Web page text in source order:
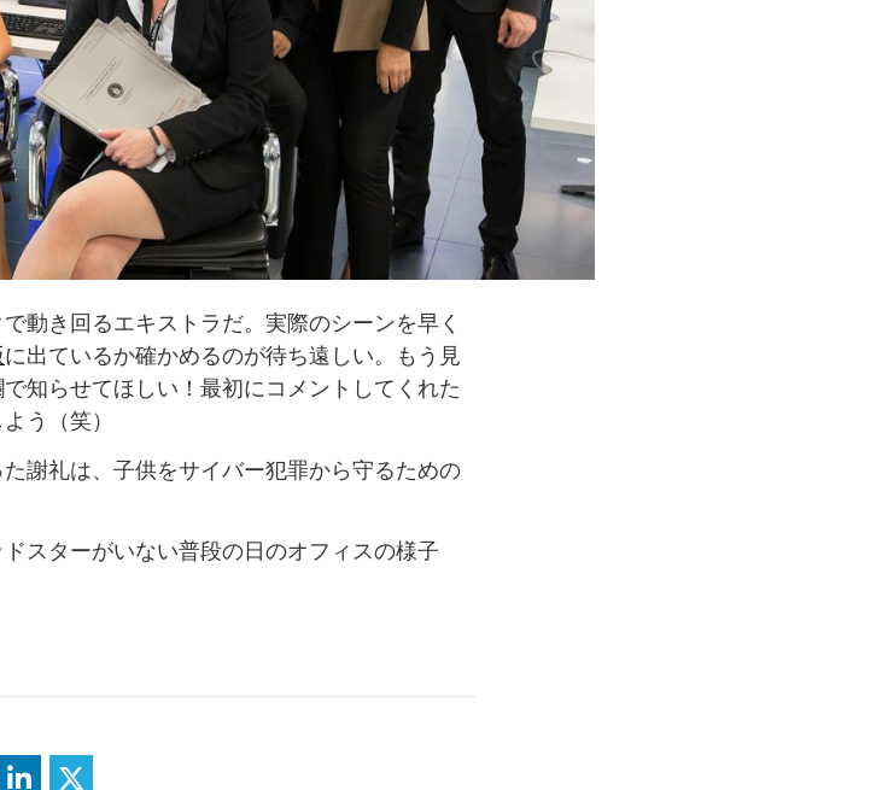
動き回るエキストラだ。実際のシーンを早く
に出ているか確かめるのが待ち遠しい。もう見
知らせてほしい！最初にコメントしてくれた
う（笑）
謝礼は、子供をサイバー犯罪から守るための
スターがいない普段の日のオフィスの様子